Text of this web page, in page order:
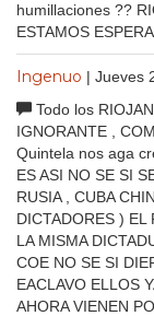
humillaciones ??
ESTAMOS
Ingenuo | Jueves
Todo los
IGNORANTE ,
Quintela nos aga
ES ASI NO SE SI
RUSIA , CUBA
DICTADORES ) EL
LA MISMA
COE NO SE SI
EACLAVO ELLOS
AHORA VIENEN